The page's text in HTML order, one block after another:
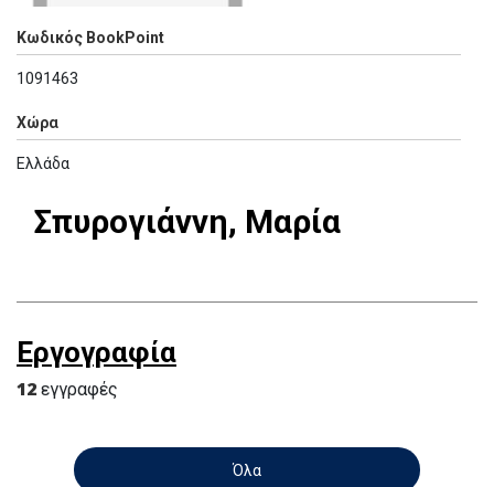
Κωδικός BookPoint
1091463
Χώρα
Ελλάδα
Σπυρογιάννη, Μαρία
Εργογραφία
12 εγγραφές
Όλα